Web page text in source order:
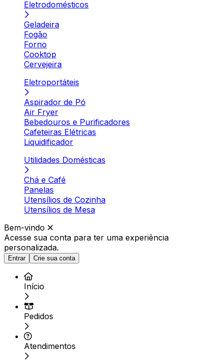
Eletrodomésticos
Geladeira
Fogão
Forno
Cooktop
Cervejeira
Eletroportáteis
Aspirador de Pó
Air Fryer
Bebedouros e Purificadores
Cafeteiras Elétricas
Liquidificador
Utilidades Domésticas
Chá e Café
Panelas
Utensílios de Cozinha
Utensílios de Mesa
Bem-vindo
Acesse sua conta para ter uma experiência
personalizada.
Entrar Crie sua conta
Início
Pedidos
Atendimentos